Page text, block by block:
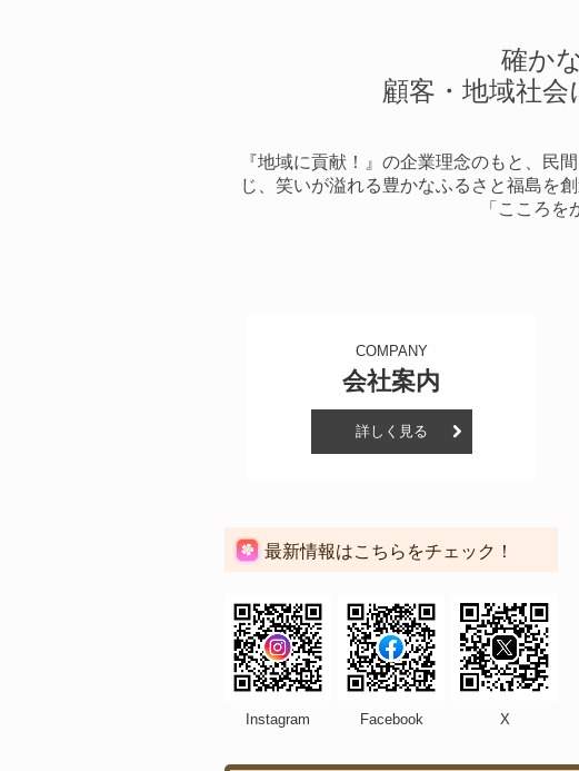
確か
顧客・地域社
『地域に貢献！』の企業理念のもと、民
じ、笑いが溢れる豊かなふるさと福島を創
「こころ
COMPANY
会社案内
詳しく見る
最新情報はこちらをチェック！
Instagram Facebook X